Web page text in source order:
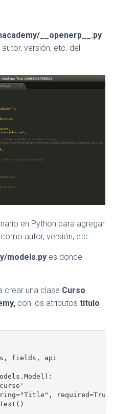
__openerp__.py
versión, etc. del
en Python para agregar
autor, versión, etc.
models.py es donde
crear una clase Curso
con los atributos titulo
fields, api